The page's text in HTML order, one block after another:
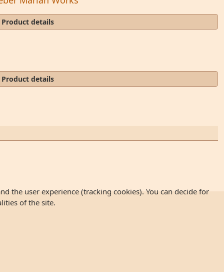
Product details
Product details
the user experience (tracking cookies). You can decide for
of the site.